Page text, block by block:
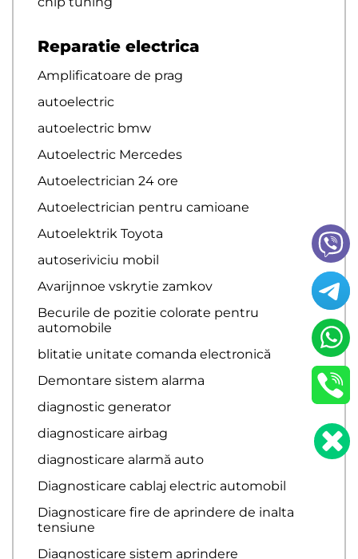
Reparatie electrica
Amplificatoare de prag
autoelectric
autoelectric bmw
Autoelectric Mercedes
Autoelectrician 24 ore
Autoelectrician pentru camioane
Autoelektrik Toyota
autoseriviciu mobil
Avarijnnoe vskrytie zamkov
Becurile de pozitie colorate pentru
automobile
blitatie unitate comanda electronică
Demontare sistem alarma
diagnostic generator
diagnosticare airbag
diagnosticare alarmă auto
Diagnosticare cablaj electric automobil
Diagnosticare fire de aprindere de inalta
tensiune
Diagnosticare sistem aprindere